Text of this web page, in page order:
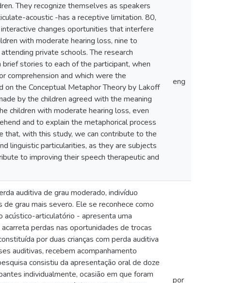
They recognize themselves as speakers
acoustic -has a receptive limitation. 80,
changes oportunities that interfere
with moderate hearing loss, nine to
private schools. The research
stories to each of the participant, when
comprehension and which were the
on the Conceptual Metaphor Theory by Lakoff
by the children agreed with the meaning
children with moderate hearing loss, even
and to explain the metaphorical process
that, with this study, we can contribute to the
linguistic particularities, as they are subjects
to improving their speech therapeutic and
eng
auditiva de grau moderado, indivíduo
grau mais severo. Ele se reconhece como
acústico-articulatório - apresenta uma
perdas nas oportunidades de trocas
por duas crianças com perda auditiva
auditivas, recebem acompanhamento
consistiu da apresentação oral de doze
individualmente, ocasião em que foram
por